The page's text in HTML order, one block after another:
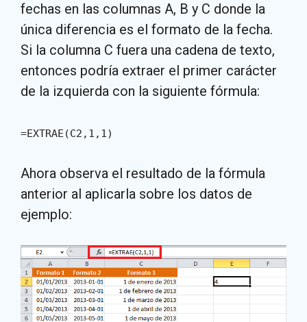
fechas en las columnas A, B y C donde la
única diferencia es el formato de la fecha.
Si la columna C fuera una cadena de texto,
entonces podría extraer el primer carácter
de la izquierda con la siguiente fórmula:
=EXTRAE(C2,1,1)
Ahora observa el resultado de la fórmula
anterior al aplicarla sobre los datos de
ejemplo: